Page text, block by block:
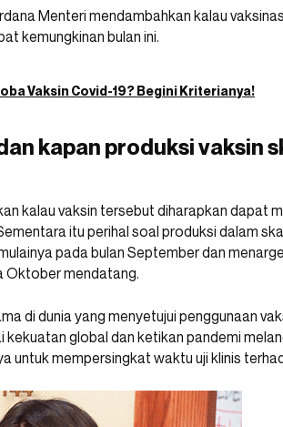
Menteri mendambahkan kalau
kemungkinan bulan ini.
Vaksin Covid-19? Begini Kriterianya!
kapan produksi vaksin
kalau vaksin tersebut diharapkan dapat
itu perihal soal produksi dalam
pada bulan September dan
Oktober mendatang.
di dunia yang menyetujui penggunaan
global dan ketikan pandemi
untuk mempersingkat waktu uji klinis